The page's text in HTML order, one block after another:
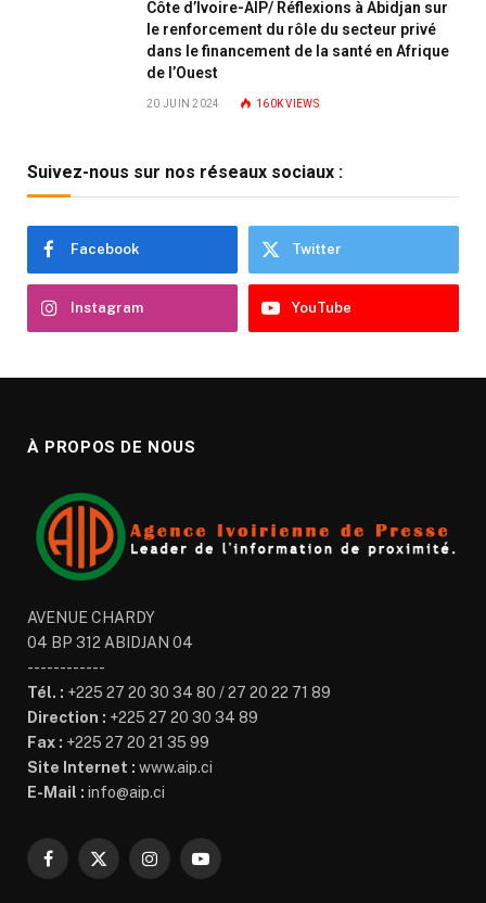
Côte d’Ivoire-AIP/ Réflexions à Abidjan sur
le renforcement du rôle du secteur privé
dans le financement de la santé en Afrique
de l’Ouest
20 JUIN 2024 160KVIEWS
Suivez-nous sur nos réseaux sociaux :
Facebook Twitter
Instagram YouTube
À PROPOS DE NOUS
AVENUE CHARDY
04 BP 312 ABIDJAN 04
------------
Tél. : +225 27 20 30 34 80 / 27 20 22 71 89
Direction : +225 27 20 30 34 89
Fax : +225 27 20 21 35 99
Site Internet : www.aip.ci
E-Mail : info@aip.ci
Facebook
X
InstagramYouTube